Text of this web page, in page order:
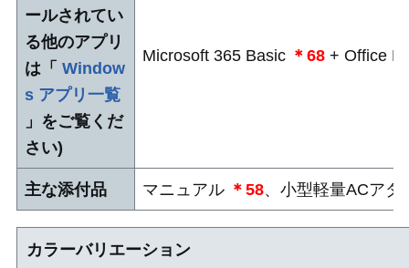
ールされてい
る他のアプリ
は「Window
s アプリ一覧
」をご覧くだ
さい)
Microsoft 365 Basic ＊68 + Office
主な添付品 マニュアル ＊58、小型軽量ACア
カラーバリエーション